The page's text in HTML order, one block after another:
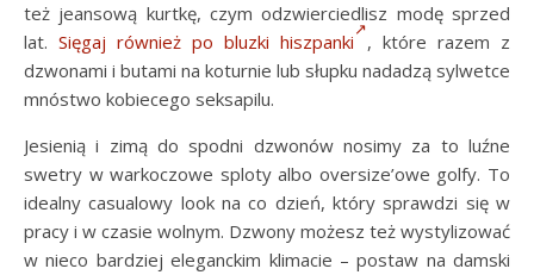
też jeansową kurtkę, czym odzwierciedlisz modę sprzed
lat. Sięgaj również po bluzki hiszpanki
, które razem z
dzwonami i butami na koturnie lub słupku nadadzą sylwetce
mnóstwo kobiecego seksapilu.
Jesienią i zimą do spodni dzwonów nosimy za to luźne
swetry w warkoczowe sploty albo oversize’owe golfy. To
idealny casualowy look na co dzień, który sprawdzi się w
pracy i w czasie wolnym. Dzwony możesz też wystylizować
w nieco bardziej eleganckim klimacie – postaw na damski